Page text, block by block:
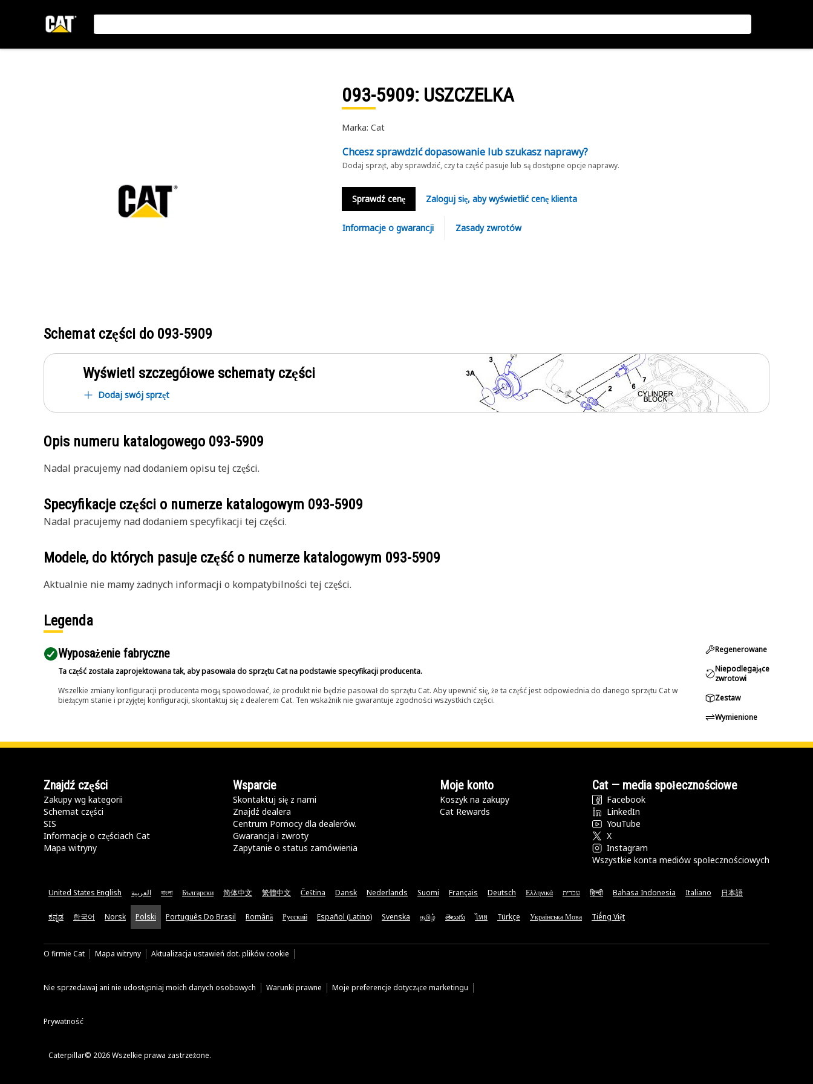
093-5909: USZCZELKA
Marka: Cat
Chcesz sprawdzić dopasowanie lub szukasz naprawy?
Dodaj sprzęt, aby sprawdzić, czy ta część pasuje lub są dostępne opcje naprawy.
Sprawdź cenę Zaloguj się, aby wyświetlić cenę klienta
Informacje o gwarancji Zasady zwrotów
Schemat części do 093-5909
Wyświetl szczegółowe schematy części
Dodaj swój sprzęt
Opis numeru katalogowego 093-5909
Nadal pracujemy nad dodaniem opisu tej części.
Specyfikacje części o numerze katalogowym 093-5909
Nadal pracujemy nad dodaniem specyfikacji tej części.
Modele, do których pasuje część o numerze katalogowym 093-5909
Aktualnie nie mamy żadnych informacji o kompatybilności tej części.
Legenda
Wyposażenie fabryczne
Ta część została zaprojektowana tak, aby pasowała do sprzętu Cat na podstawie specyfikacji producenta.
Wszelkie zmiany konfiguracji producenta mogą spowodować, że produkt nie będzie pasował do sprzętu Cat. Aby upewnić się, że ta część jest odpowiednia do danego sprzętu Cat w
bieżącym stanie i przyjętej konfiguracji, skontaktuj się z dealerem Cat. Ten wskaźnik nie gwarantuje zgodności wszystkich części.
Regenerowane
Niepodlegające
zwrotowi
Zestaw
Wymienione
Znajdź części
Zakupy wg kategorii
Schemat części
SIS
Informacje o częściach Cat
Mapa witryny
Wsparcie
Skontaktuj się z nami
Znajdź dealera
Centrum Pomocy dla dealerów.
Gwarancja i zwroty
Zapytanie o status zamówienia
Moje konto
Koszyk na zakupy
Cat Rewards
Cat — media społecznościowe
Facebook
LinkedIn
YouTube
X
Instagram
Wszystkie konta mediów społecznościowych
United States English العربية বাংলা Български 简体中文 繁體中文 Čeština Dansk Nederlands Suomi Français Deutsch Ελληνικά עברית हिन्दी Bahasa Indonesia Italiano 日本語
ಕನ್ನಡ 한국어 Norsk Polski Português Do Brasil Română Русский Español (Latino) Svenska தமிழ் తెలుగు ไทย Türkçe Українська Мова Tiếng Việt
O firmie Cat Mapa witryny Aktualizacja ustawień dot. plików cookie
Nie sprzedawaj ani nie udostępniaj moich danych osobowych Warunki prawne Moje preferencje dotyczące marketingu
Prywatność
Caterpillar© 2026 Wszelkie prawa zastrzeżone.